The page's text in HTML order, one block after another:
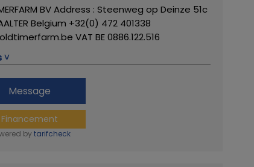
BV Address : Steenweg op Deinze 51c
Belgium +32(0) 472 401338
VAT BE 0886.122.516
ce concessionnaire
˅
Message
Financement
by tarifcheck